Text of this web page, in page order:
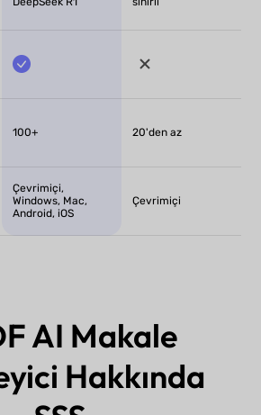
100+ 20'den az
Çevrimiçi,
Windows, Mac,
Android, iOS
Çevrimiçi
AI Makale
Hakkında